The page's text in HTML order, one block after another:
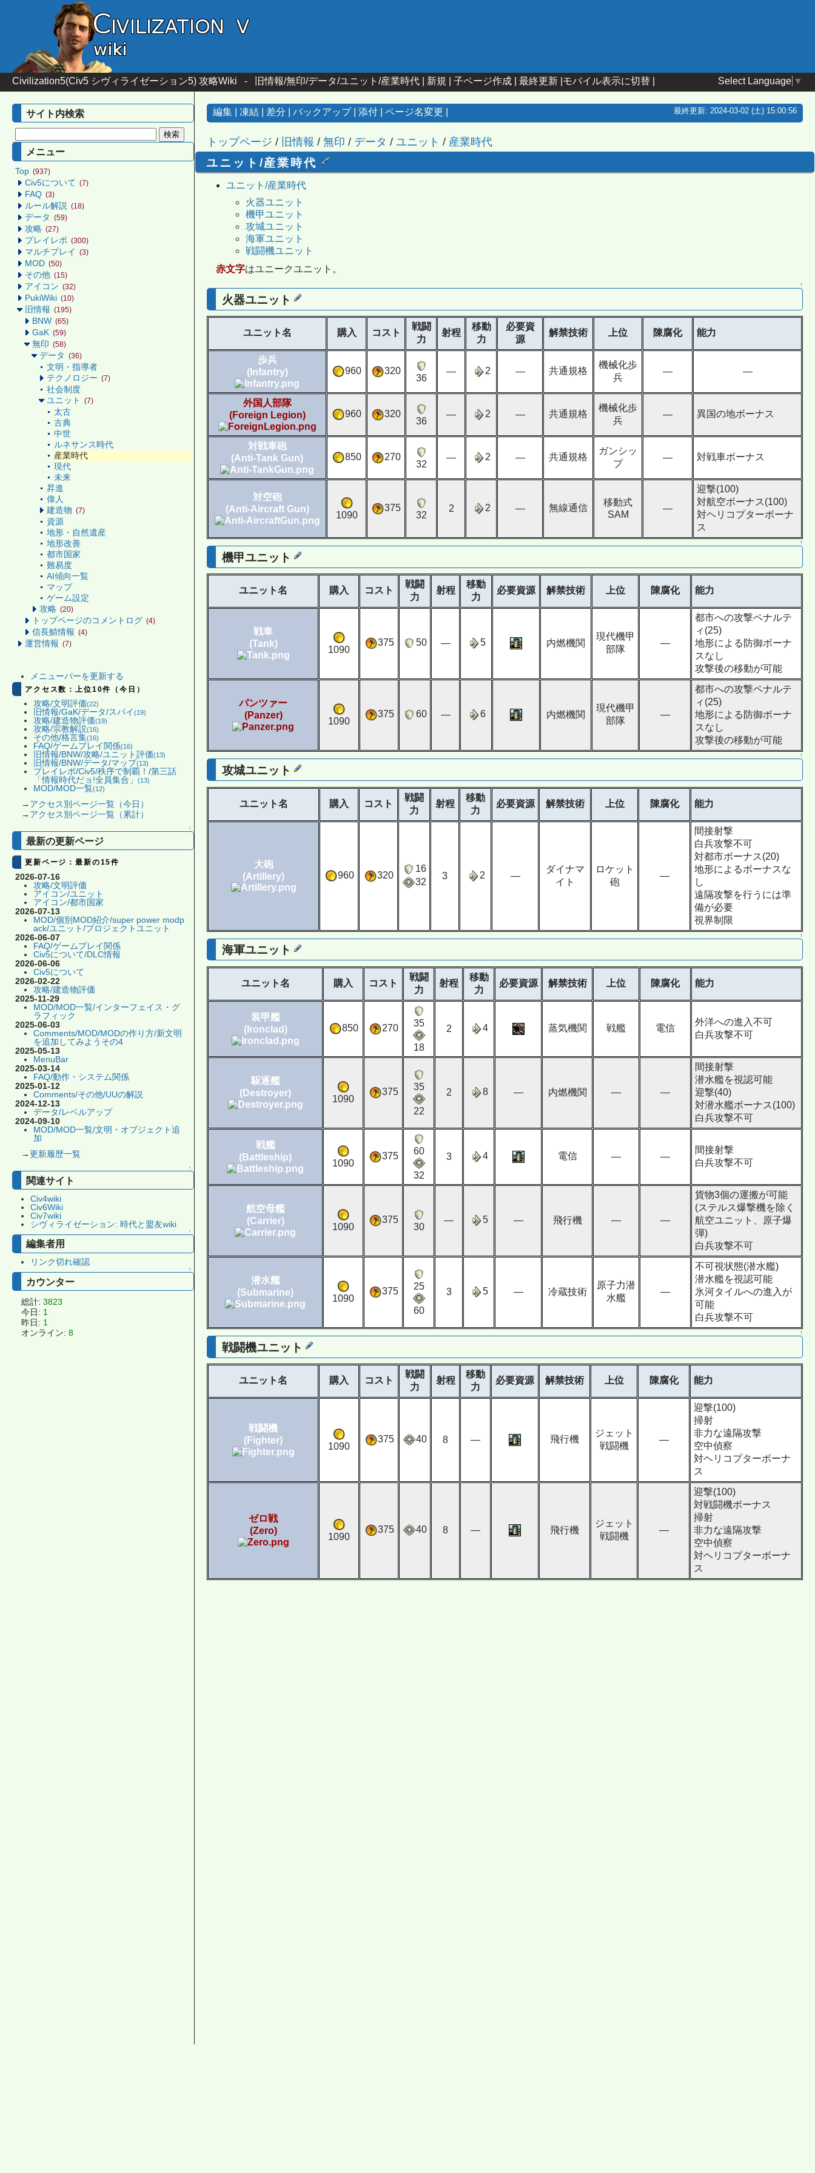
Civilization5(Civ5 シヴィライゼーション5) 攻略Wiki - 旧情報/無印/データ/ユニット/産業時代 新規 子ページ作成 最終更新 モバイル表示に切替 Select Language ▼
サイト内検索
メニュー
Top (937)
Civ5について (7)
FAQ (3)
ルール解説 (18)
データ (59)
攻略 (27)
プレイレポ (300)
マルチプレイ (3)
MOD (50)
その他 (15)
アイコン (32)
PukiWiki (10)
旧情報 (195)
BNW (65)
GaK (59)
無印 (58)
データ (36)
文明・指導者
テクノロジー (7)
社会制度
ユニット
(7)
太古
古典
中世
ルネサンス時代
産業時代
現代
未来
昇進
偉人
建造物 (7)
資源
地形・自然遺産
地形改善
都市国家
難易度
AI傾向一覧
マップ
ゲーム設定
攻略 (20)
トップページのコメントログ (4)
信長鯖情報 (4)
運営情報 (7)
メニューバーを更新する
アクセス数：上位10件（今日）
攻略/文明評価(22)
旧情報/GaK/データ/スパイ(19)
攻略/建造物評価(19)
攻略/宗教解説(16)
その他/格言集(16)
FAQ/ゲームプレイ関係(16)
旧情報/BNW/攻略/ユニット評価(13)
旧情報/BNW/データ/マップ(13)
プレイレポ/Civ5/秩序で制覇！/第三話
「情報時代だョ!全員集合」
(13)
MOD/MOD一覧(12)
→ アクセス別ページ一覧（今日）
→ アクセス別ページ一覧（累計）
↑
最新の更新ページ
更新ページ：最新の15件
2026-07-16
攻略/文明評価
アイコン/ユニット
アイコン/都市国家
2026-07-13
MOD/個別MOD紹介/super power modp
ack/ユニット/プロジェクトユニット
2026-06-07
FAQ/ゲームプレイ関係
Civ5について/DLC情報
2026-06-06
Civ5について
2026-02-22
攻略/建造物評価
2025-11-29
MOD/MOD一覧/インターフェイス・グ
ラフィック
2025-06-03
Comments/MOD/MODの作り方/新文明
を追加してみようその4
2025-05-13
MenuBar
2025-03-14
FAQ/動作・システム関係
2025-01-12
Comments/その他/UUの解説
2024-12-13
データ/レベルアップ
2024-09-10
MOD/MOD一覧/文明・オブジェクト追
加
→ 更新履歴一覧
↑
関連サイト
Civ4wiki
Civ6Wiki
Civ7wiki
シヴィライゼーション: 時代と盟友wiki
↑
編集者用
リンク切れ確認
↑
カウンター
総計: 3823
今日: 1
昨日: 1
オンライン: 8
編集 凍結 差分 バックアップ| 添付 ページ名変更 最終更新: 2024-03-02 (土) 15:00:56
トップページ / 旧情報 / 無印 / データ / ユニット / 産業時代
ユニット/産業時代
ユニット/産業時代
火器ユニット
機甲ユニット
攻城ユニット
海軍ユニット
戦闘機ユニット
赤文字はユニークユニット。
↑
火器ユニット
ユニット名 購入 コスト
戦闘
力
射程
移動
力
必要資
源
解禁技術 上位 陳腐化 能力
歩兵
(Infantry)
960 320
36
― 2 ― 共通規格
機械化歩
兵
― ―
外国人部隊
(Foreign Legion)
960 320
36
― 2 ― 共通規格
機械化歩
兵
― 異国の地ボーナス
対戦車砲
(Anti-Tank Gun)
850 270
32
― 2 ― 共通規格
ガンシッ
プ
― 対戦車ボーナス
対空砲
(Anti-Aircraft Gun)
1090
375
32
2 2 ― 無線通信
移動式
SAM
―
迎撃(100)
対航空ボーナス(100)
対ヘリコプターボーナ
ス
↑
機甲ユニット
ユニット名 購入 コスト
戦闘
力
射程
移動
力
必要資源 解禁技術 上位 陳腐化 能力
戦車
(Tank)
1090
375 50 ― 5 内燃機関
現代機甲
部隊
―
都市への攻撃ペナルテ
ィ(25)
地形による防御ボーナ
スなし
攻撃後の移動が可能
パンツァー
(Panzer)
1090
375 60 ― 6 内燃機関
現代機甲
部隊
―
都市への攻撃ペナルテ
ィ(25)
地形による防御ボーナ
スなし
攻撃後の移動が可能
↑
攻城ユニット
ユニット名 購入 コスト
戦闘
力
射程
移動
力
必要資源 解禁技術 上位 陳腐化 能力
大砲
(Artillery)
960 320
16
32
3 2 ―
ダイナマ
イト
ロケット
砲
―
間接射撃
白兵攻撃不可
対都市ボーナス(20)
地形によるボーナスな
し
遠隔攻撃を行うには準
備が必要
視界制限
↑
海軍ユニット
ユニット名 購入 コスト
戦闘
力
射程
移動
力
必要資源 解禁技術 上位 陳腐化 能力
装甲艦
(Ironclad)
850 270 35
18
2 4 蒸気機関 戦艦 電信
外洋への進入不可
白兵攻撃不可
駆逐艦
(Destroyer)
1090
375 35
22
2 8 ― 内燃機関 ― ―
間接射撃
潜水艦を視認可能
迎撃(40)
対潜水艦ボーナス(100)
白兵攻撃不可
戦艦
(Battleship)
1090
375 60
32
3 4 電信 ― ―
間接射撃
白兵攻撃不可
航空母艦
(Carrier)
1090
375
30
― 5 ― 飛行機 ― ―
貨物3個の運搬が可能
(ステルス爆撃機を除く
航空ユニット、原子爆
弾)
白兵攻撃不可
潜水艦
(Submarine)
1090
375 25
60
3 5 ― 冷蔵技術
原子力潜
水艦
―
不可視状態(潜水艦)
潜水艦を視認可能
氷河タイルへの進入が
可能
白兵攻撃不可
↑
戦闘機ユニット
ユニット名 購入 コスト
戦闘
力
射程
移動
力
必要資源 解禁技術 上位 陳腐化 能力
戦闘機
(Fighter)
1090
375 40 8 ― 飛行機
ジェット
戦闘機
―
迎撃(100)
掃射
非力な遠隔攻撃
空中偵察
対ヘリコプターボーナ
ス
ゼロ戦
(Zero)
1090
375 40 8 ― 飛行機
ジェット
戦闘機
―
迎撃(100)
対戦闘機ボーナス
掃射
非力な遠隔攻撃
空中偵察
対ヘリコプターボーナ
ス